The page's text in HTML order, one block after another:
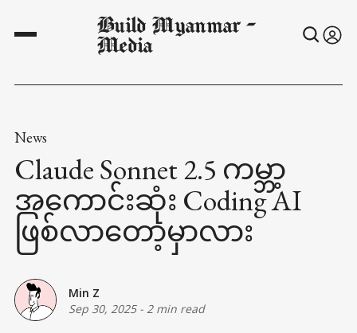
Build Myanmar -
Media
News
Claude Sonnet 2.5 ကမ္ဘာ့
အကောင်းဆုံး Coding AI
ဖြစ်လာတော့မှာလား
Min Z
Sep 30, 2025- 2 min read